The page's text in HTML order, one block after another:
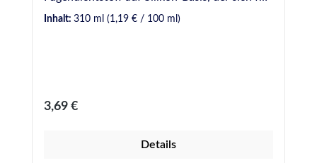
die unterschiedlichsten Einsatzzwecke im
Konstruktionsfugen Dauerhafte,
dampfdiffusionsoffene Außenabdichtung von
Tür- bzw.Fensterumrahmungen
Inhalt: 310 ml (1,19 € / 100 ml)
Regulärer Preis:
3,69 €
Details